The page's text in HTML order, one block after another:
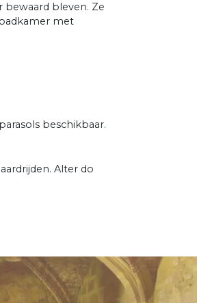
bewaard bleven. Ze
met
beschikbaar.
Alter do